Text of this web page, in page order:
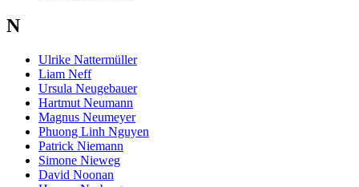
N
Ulrike Nattermüller
Liam Neff
Ursula Neugebauer
Hartmut Neumann
Magnus Neumeyer
Phuong Linh Nguyen
Patrick Niemann
Simone Nieweg
David Noonan